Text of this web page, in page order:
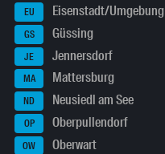
EU Eisenstadt/Umgebung
GS Güssing
JE Jennersdorf
MA Mattersburg
ND Neusiedl am See
OP Oberpullendorf
OW Oberwart